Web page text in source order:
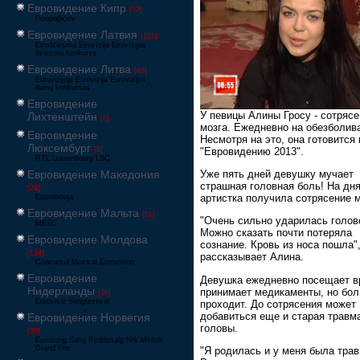
Евровидение Кипр [52]
Γιουροβίζιον
Евровидение Латвия [125]
Eirodziesma Eirovīzija Eirovīzijas
dziesmu konkurss
Евровидение Литва [65]
Eurovizijoje Eurovizija Eurovizijos
dainų konkursas
Евровидение
Лихтенштейн [6]
Евровидение
Люксембург [6]
RTL Luxembourg LSC
Евровидение Македония
[24]
Евровизија
Евровидение Мальта [51]
MESC
Евровидение Молдова
[134]
Concursul Muzical Eurovision
Евровидение
Нидерланды [26]
Eurovisie Songfestival
Евровидение Норвегия
[39]
Eurosong Sang Ryddesalg Nrk Melodi
Grand Prix
У певицы Алины Гросу -
мозга. Ежедневно на
Несмотря на это, она готовится
"Евровидению 2013".
Уже пять дней девушку мучает
страшная головная боль! На
артистка получила сотрясение
"Очень сильно ударилась
Можно сказать почти потеряла
сознание. Кровь из носа
рассказывает Алина.
Девушка ежедневно посещает
принимает медикаменты, но
проходит. До сотрясения может
добавиться еще и старая
головы.
"Я родилась и у меня была